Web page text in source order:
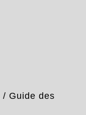
/ Guide des